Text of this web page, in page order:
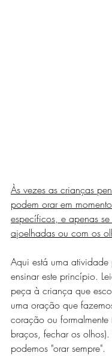
Às vezes as crianças
podem orar em
específicos, e apenas se
ajoelhadas ou com os
Aqui está uma
ensinar este princípio.
peça à criança que
uma oração que
coração ou formalmente
braços, fechar os
podemos "orar sempre".